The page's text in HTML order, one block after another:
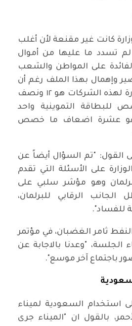
كانت غير مقنعة لأن أغلب
تسدد ما عليها من أموال
على المواطن والشعب
وإهمال بهذا الملف رغم أن
ما خُصص من الوزارة لهذه الشركات هو ١٢ ونصف
للبطاقة التموينية واحد
عشرة اضعاف ما خصص
القول: "تم السؤال أيضاً عن
على الأسئلة التي تقدم
وهو مؤشر سلبي على
الجانب الرقابي للبرلمان،
للفساد".
ثامر الغضبان، في مؤتمر
"وعدنا بالاجابة عن
باجتماع آخر موسع".
استخدام السعودية لميناء
بالقول ان "الميناء جرى